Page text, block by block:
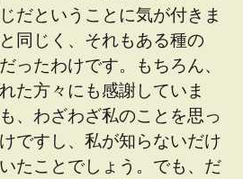
だということに気が付きま
同じく、それもある種の
ったわけです。もちろん、
た方々にも感謝していま
、わざわざ私のことを思っ
ですし、私が知らないだけ
たことでしょう。でも、だ